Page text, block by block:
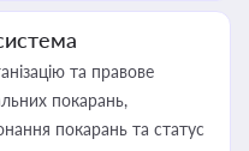
та правове
покарань,
покарань та статус